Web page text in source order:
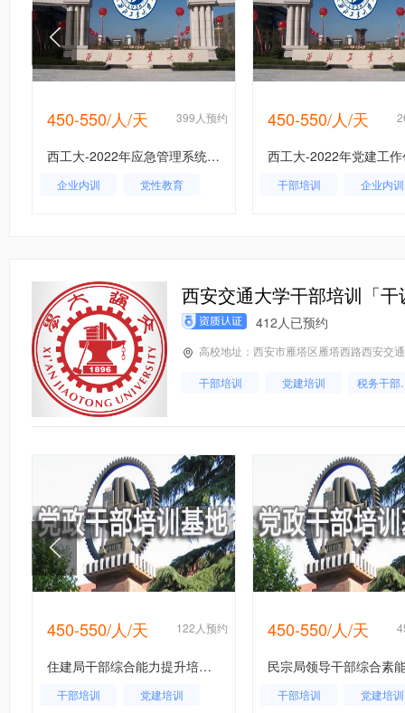
450-550/人/天 399人预约
西工大-2022年应急管理系统干部能力提升专题培训班_课程_方案_计划
企业内训
党性教育
450-550/人/天
干部培训
企业内训
西安交通大学干部培训「干
412人已预约
高校地址：西安市雁塔区雁塔西路西安交
干部培训 党建培训 税
450-550/人/天 122人预约
住建局干部综合能力提升培训班
干部培训 党建培训
450-550/人/天
干部培训 党建培训